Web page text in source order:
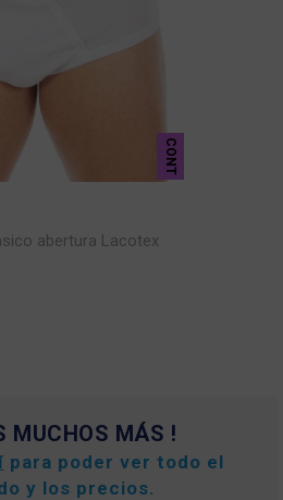
CONT
abertura Lacotex
MUCHOS MÁS !
para poder ver todo el
y los precios.